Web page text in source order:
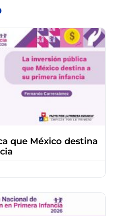
que México destina